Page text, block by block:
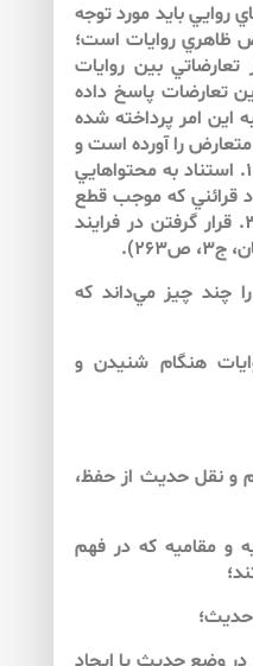
روايي بايد مورد توجه
ظاهري روايات است؛
تعارضاتي بين روايات
تعارضات پاسخ داده
اين امر پرداخته شده
را آورده است و
دليل آن را اين گونه بيان مي‌‌كند: ۱. استناد به محتواهايي
آن‌‌ها است؛ ۲. وجود قرائني كه موجب قطع
به صدور برخي از آن‌‌ها مي‌‌شود؛ ۳. قرار گرفتن در فرايند
چند چيز مي‌‌داند كه
هنگام شنيدن و
و نقل حديث از حفظ،
و مقاميه كه در فهم